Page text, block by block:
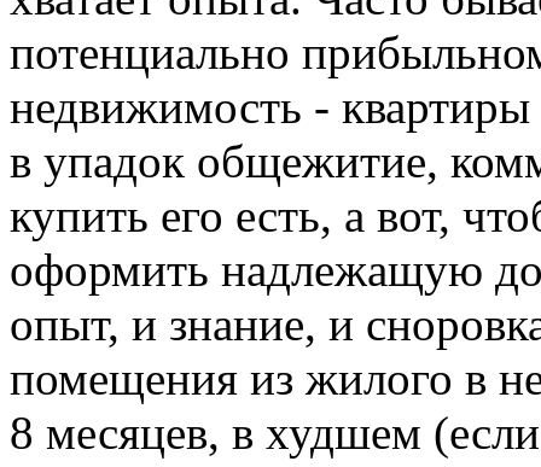
потенциально
недвижимость -
в упадок общежитие,
купить его есть, а вот,
оформить надлежащую
опыт, и знание, и
помещения из жилого в
8 месяцев, в худшем